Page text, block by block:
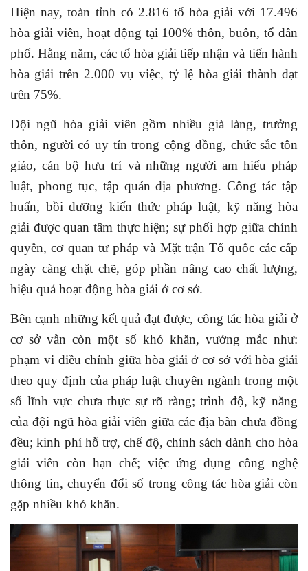
Hiện nay, toàn tỉnh có 2.816 tổ hòa giải với 17.496
hòa giải viên, hoạt động tại 100% thôn, buôn, tổ dân
phố. Hằng năm, các tổ hòa giải tiếp nhận và tiến hành
hòa giải trên 2.000 vụ việc, tỷ lệ hòa giải thành đạt
trên 75%.
Đội ngũ hòa giải viên gồm nhiều già làng, trưởng
thôn, người có uy tín trong cộng đồng, chức sắc tôn
giáo, cán bộ hưu trí và những người am hiểu pháp
luật, phong tục, tập quán địa phương. Công tác tập
huấn, bồi dưỡng kiến thức pháp luật, kỹ năng hòa
giải được quan tâm thực hiện; sự phối hợp giữa chính
quyền, cơ quan tư pháp và Mặt trận Tổ quốc các cấp
ngày càng chặt chẽ, góp phần nâng cao chất lượng,
hiệu quả hoạt động hòa giải ở cơ sở.
Bên cạnh những kết quả đạt được, công tác hòa giải ở
cơ sở vẫn còn một số khó khăn, vướng mắc như:
phạm vi điều chỉnh giữa hòa giải ở cơ sở với hòa giải
theo quy định của pháp luật chuyên ngành trong một
số lĩnh vực chưa thực sự rõ ràng; trình độ, kỹ năng
của đội ngũ hòa giải viên giữa các địa bàn chưa đồng
đều; kinh phí hỗ trợ, chế độ, chính sách dành cho hòa
giải viên còn hạn chế; việc ứng dụng công nghệ
thông tin, chuyển đổi số trong công tác hòa giải còn
gặp nhiều khó khăn.